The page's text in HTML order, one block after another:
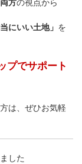
方の視点から
当にいい土地」 を
プでサポート
は、ぜひお気軽
した